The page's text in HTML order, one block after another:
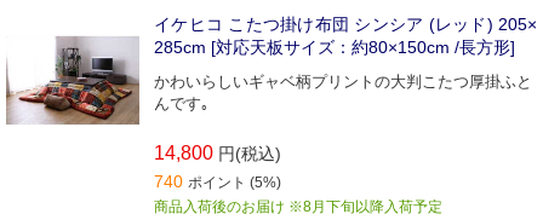
イケヒコ こたつ掛け布団 シンシア (レッド) 205×
285cm [対応天板サイズ：約80×150cm /長方形]
かわいらしいギャベ柄プリントの大判こたつ厚掛ふと
んです｡
14,800 円(税込)
740 ポイント (5%)
商品入荷後のお届け ※8月下旬以降入荷予定